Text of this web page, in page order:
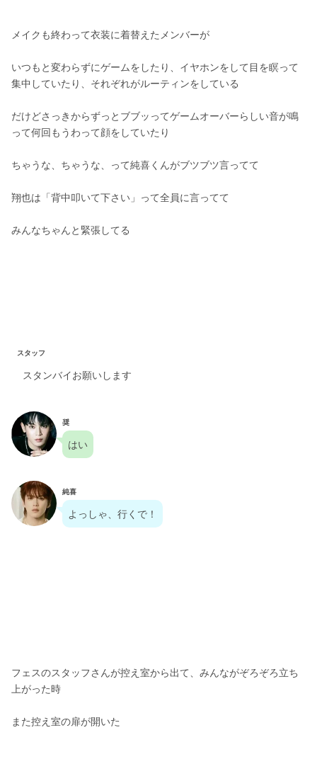
メイクも終わって衣装に着替えたメンバーが
いつもと変わらずにゲームをしたり、イヤホンをして目を瞑って
集中していたり、それぞれがルーティンをしている
だけどさっきからずっとブブッってゲームオーバーらしい音が鳴
って何回もうわって顔をしていたり
ちゃうな、ちゃうな、って純喜くんがブツブツ言ってて
翔也は「背中叩いて下さい」って全員に言ってて
みんなちゃんと緊張してる
スタッフ
スタンバイお願いします
奨
はい
純喜
よっしゃ、行くで！
フェスのスタッフさんが控え室から出て、みんながぞろぞろ立ち
上がった時
また控え室の扉が開いた